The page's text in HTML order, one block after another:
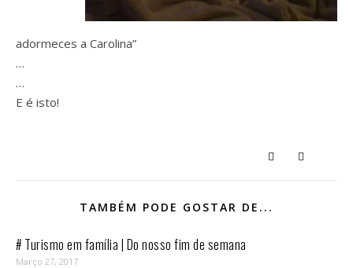
adormeces a Carolina”
…
…
E é isto!
TAMBÉM PODE GOSTAR DE...
# Turismo em família | Do nosso fim de semana
Março 27, 2017